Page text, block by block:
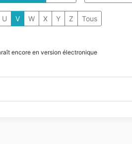
U V W X Y Z Tous
encore en version électronique